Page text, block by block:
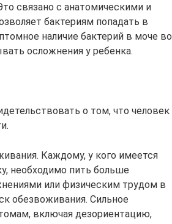
связано с анатомическими и
бактериям попадать в
наличие бактерий в моче во
осложнения у ребенка.
о том, что человек
Каждому, у кого имеется
необходимо пить больше
или физическим трудом в
обезвоживания. Сильное
включая дезориентацию,